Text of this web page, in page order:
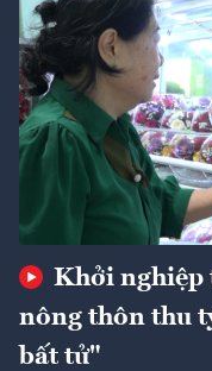
Khởi nghiệp
nông thôn thu
bất tử"